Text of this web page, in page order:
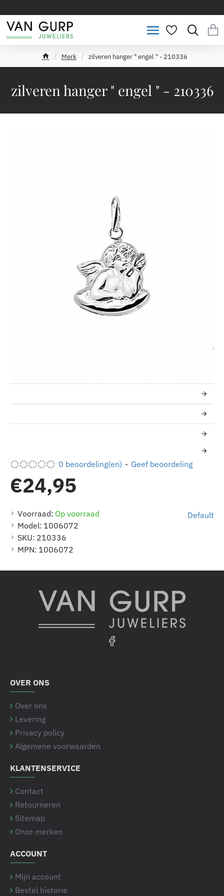
zilveren hanger " engel " - 210336
e
Merk zilveren hanger " engel " - 210336
Voorraad: Op voorraad
Model: 1006072
SKU: 210336
MPN: 1006072
Default
0 beoordeling(en) - Geef beoordeling
€24,95
OVER ONS
Over ons
Levering
Privacy policy
Algemene voorwaarden
KLANTENSERVICE
Contact
Retourneren
Sitemap
Onze merken
ACCOUNT
Mijn account
Bestel historie